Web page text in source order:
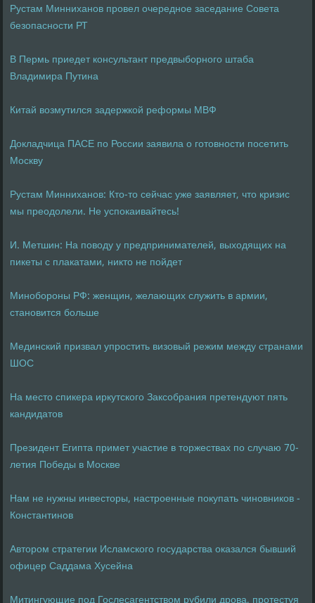
Рустам Минниханов провел очередное заседание Совета
безопасности РТ
В Пермь приедет консультант предвыборного штаба
Владимира Путина
Китай возмутился задержкой реформы МВФ
Докладчица ПАСЕ по России заявила о готовности посетить
Москву
Рустам Минниханов: Кто-то сейчас уже заявляет, что кризис
мы преодолели. Не успокаивайтесь!
И. Метшин: На поводу у предпринимателей, выходящих на
пикеты с плакатами, никто не пойдет
Минобороны РФ: женщин, желающих служить в армии,
становится больше
Мединский призвал упростить визовый режим между странами
ШОС
На место спикера иркутского Заксобрания претендуют пять
кандидатов
Президент Египта примет участие в торжествах по случаю 70-
летия Победы в Москве
Нам не нужны инвесторы, настроенные покупать чиновников -
Константинов
Автором стратегии Исламского государства оказался бывший
офицер Саддама Хусейна